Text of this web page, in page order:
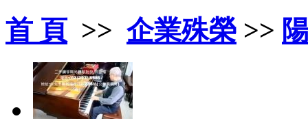
首 頁 >> 企業殊榮 >>